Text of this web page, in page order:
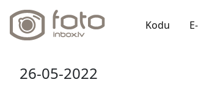
Kodu
26-05-2022